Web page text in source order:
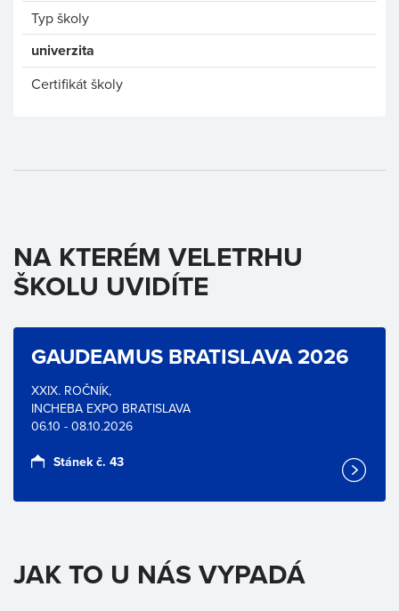
Typ školy
univerzita
Certifikát školy
NA KTERÉM VELETRHU
ŠKOLU UVIDÍTE
GAUDEAMUS BRATISLAVA 2026
XXIX. ROČNÍK,
INCHEBA EXPO BRATISLAVA
06.10 - 08.10.2026
Stánek č. 43
JAK TO U NÁS VYPADÁ